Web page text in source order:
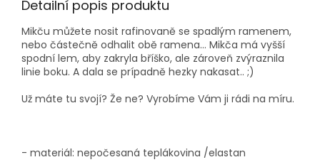
Detailní popis produktu
Mikču můžete nosit rafinovaně se spadlým ramenem,
nebo částečně odhalit obě ramena... Mikča má vyšší
spodní lem, aby zakryla bříško, ale zároveň zvýraznila
linie boku. A dala se prípadně hezky nakasat.. ;)
Už máte tu svojí? Že ne? Vyrobíme Vám ji rádi na míru.
- materiál: nepočesaná teplákovina /elastan